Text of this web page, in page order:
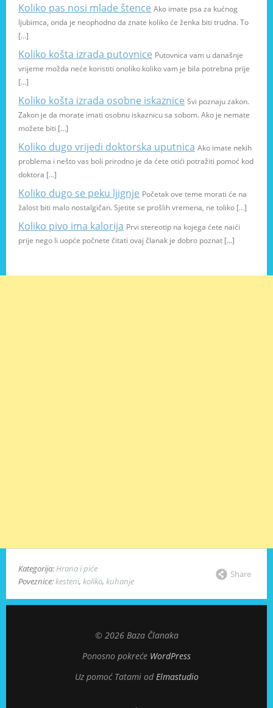
Koliko pas nosi mlade štence Ako imate psa za kućnog
ljubimca, onda je neophodno da znate koliko će ženka biti trudna. To
[…]
Koliko košta izrada putovnice Putovnica vam u današnje
vrijeme možda neće koristiti onoliko koliko vam je bila potrebna prije
[…]
Koliko košta izrada osobne iskaznice Svi poznaju zakon.
Zakon je da morate imati osobnu iskaznicu sa sobom. Ako je nemate
možete biti […]
Koliko dugo vrijedi doktorska uputnica Ako imate nekih
problema i nešto vas boli prirodno je da ćete otići potražiti pomoć kod
doktora […]
Koliko dugo se peku ljignje Početak ove teme morati će na
žalost biti malo nostalgičan. Sjetite se prošlih vremena, ne toliko […]
Koliko pivo ima kalorija Prvi stereotip na kojega ćete naići
prije nego li uopće počnete čitati ovaj članak je dobro poznat […]
Kategorija: Hrana i piće
Poveznice:kesteni, koliko, kuhanje
Share
© 2026 Baza Članaka
Ponosno pokreće WordPress
Uz pomoć Tatami od Elmastudio